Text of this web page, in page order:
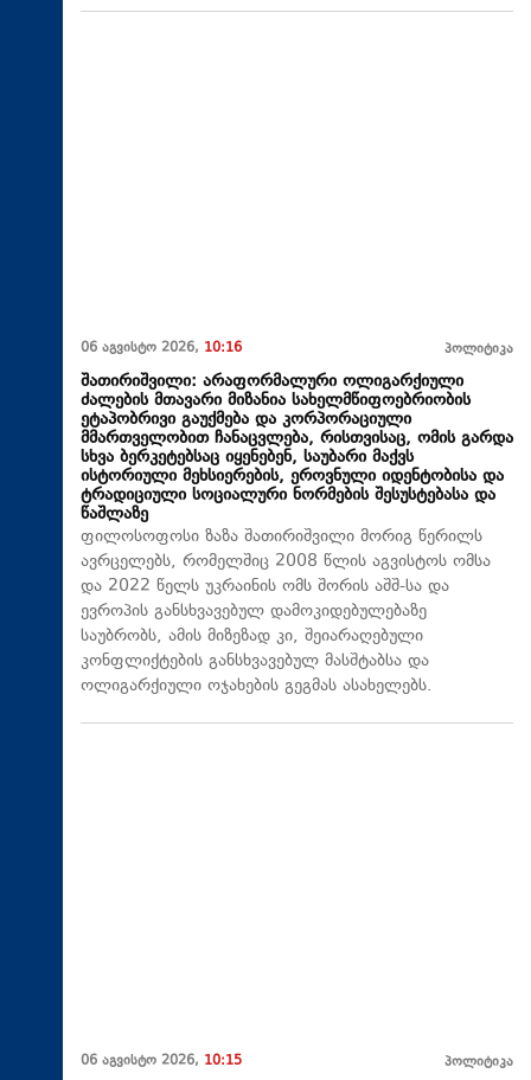
06 აგვისტო 2026, 10:16 პოლიტიკა
შათირიშვილი: არაფორმალური ოლიგარქიული
ძალების მთავარი მიზანია სახელმწიფოებრიობის
ეტაპობრივი გაუქმება და კორპორაციული
მმართველობით ჩანაცვლება, რისთვისაც, ომის გარდა
სხვა ბერკეტებსაც იყენებენ, საუბარი მაქვს
ისტორიული მეხსიერების, ეროვნული იდენტობისა და
ტრადიციული სოციალური ნორმების შესუსტებასა და
წაშლაზე
ფილოსოფოსი ზაზა შათირიშვილი მორიგ წერილს
ავრცელებს, რომელშიც 2008 წლის აგვისტოს ომსა
და 2022 წელს უკრაინის ომს შორის აშშ-სა და
ევროპის განსხვავებულ დამოკიდებულებაზე
საუბრობს, ამის მიზეზად კი, შეიარაღებული
კონფლიქტების განსხვავებულ მასშტაბსა და
ოლიგარქიული ოჯახების გეგმას ასახელებს.
06 აგვისტო 2026, 10:15 პოლიტიკა